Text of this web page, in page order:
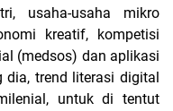
usaha-usaha mikro
kreatif, kompetisi
(medsos) dan aplikasi
trend literasi digital
untuk di tentut